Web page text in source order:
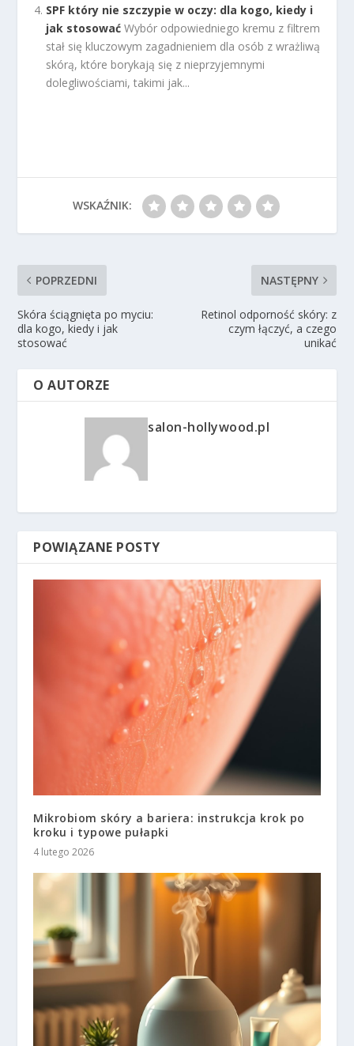
SPF który nie szczypie w oczy: dla kogo, kiedy i
jak stosować Wybór odpowiedniego kremu z filtrem
stał się kluczowym zagadnieniem dla osób z wrażliwą
skórą, które borykają się z nieprzyjemnymi
dolegliwościami, takimi jak...
WSKAŹNIK:
POPRZEDNI
Skóra ściągnięta po myciu:
dla kogo, kiedy i jak
stosować
NASTĘPNY
Retinol odporność skóry: z
czym łączyć, a czego
unikać
O AUTORZE
salon-hollywood.pl
POWIĄZANE POSTY
Mikrobiom skóry a bariera: instrukcja krok po
kroku i typowe pułapki
4 lutego 2026